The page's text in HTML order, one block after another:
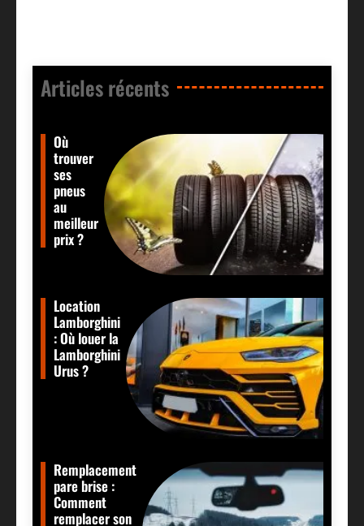
Articles récents​
Où
trouver
ses
pneus
au
meilleur
prix ?
Location
Lamborghini
: Où louer la
Lamborghini
Urus ?
Remplacement
pare brise :
Comment
remplacer son